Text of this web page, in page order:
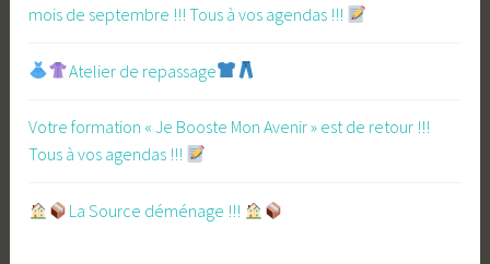
mois de septembre !!! Tous à vos agendas !!!
Atelier de repassage​
Votre formation « Je Booste Mon Avenir » est de retour !!!
Tous à vos agendas !!!
​La Source déménage !!!